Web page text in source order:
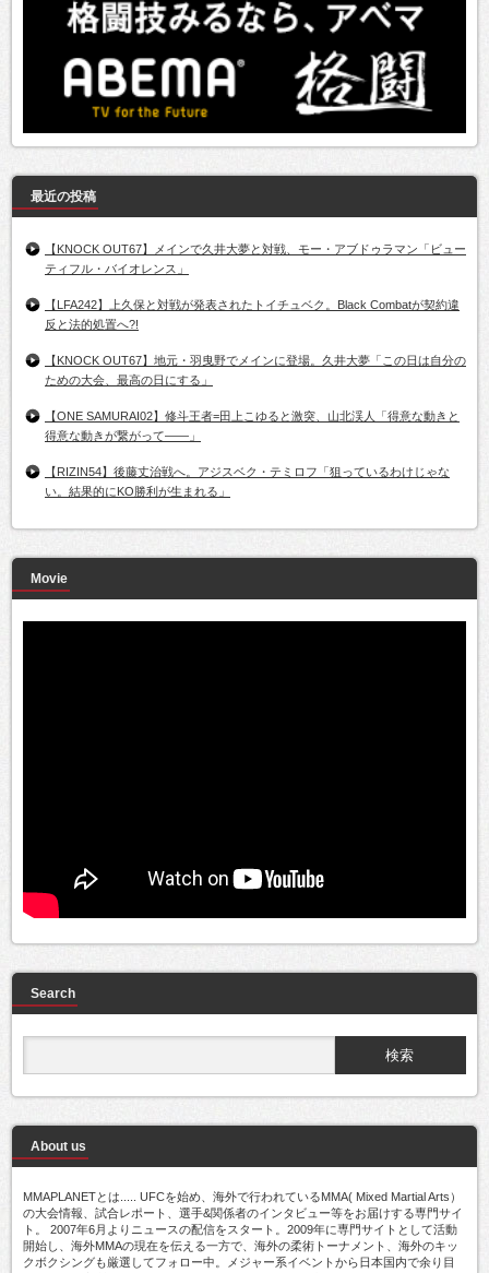
最近の投稿
【KNOCK OUT67】メインで久井大夢と対戦、モー・アブドゥラマン「ビュー
ティフル・バイオレンス」
【LFA242】上久保と対戦が発表されたトイチュベク。Black Combatが契約違
反と法的処置へ?!
【KNOCK OUT67】地元・羽曳野でメインに登場。久井大夢「この日は自分の
ための大会、最高の日にする」
【ONE SAMURAI02】修斗王者=田上こゆると激突、山北渓人「得意な動きと
得意な動きが繋がって――」
【RIZIN54】後藤丈治戦へ。アジスベク・テミロフ「狙っているわけじゃな
い。結果的にKO勝利が生まれる」
Movie
Search
About us
MMAPLANETとは..... UFCを始め、海外で行われているMMA( Mixed Martial Arts）
の大会情報、試合レポート、選手&関係者のインタビュー等をお届けする専門サイ
ト。 2007年6月よりニュースの配信をスタート。2009年に専門サイトとして活動
開始し、海外MMAの現在を伝える一方で、海外の柔術トーナメント、海外のキッ
クボクシングも厳選してフォロー中。メジャー系イベントから日本国内で余り目